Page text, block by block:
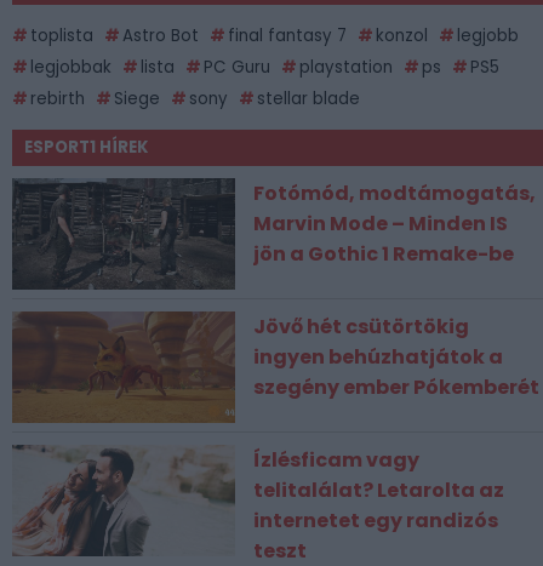
toplista Astro Bot final fantasy 7 konzol
legjobb
legjobbak
lista PC Guru playstation ps
PS5
rebirth
Siege sony stellar blade
ESPORT1 HÍREK
Fotómód, modtámogatás,
Marvin Mode – Minden IS
jön a Gothic 1 Remake-be
Jövő hét csütörtökig
ingyen behúzhatjátok a
szegény ember Pókemberét
Ízlésficam vagy
telitalálat? Letarolta az
internetet egy randizós
teszt